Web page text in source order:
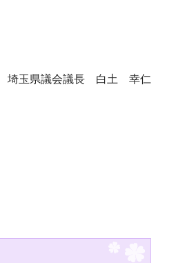
埼玉県議会議長 白土 幸仁